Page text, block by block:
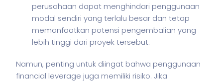
perusahaan dapat menghindari penggunaan
modal sendiri yang terlalu besar dan tetap
memanfaatkan potensi pengembalian yang
lebih tinggi dari proyek tersebut.
Namun, penting untuk diingat bahwa penggunaan
financial leverage juga memiliki risiko. Jika